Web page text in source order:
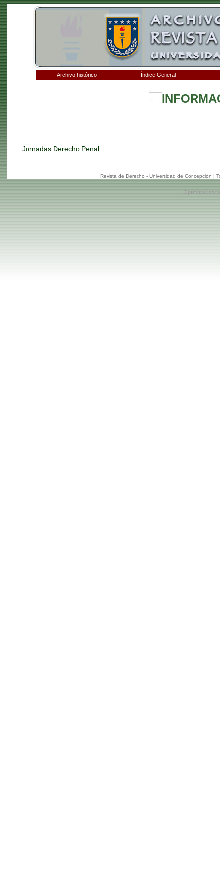
Archivo histórico Índice General
Jornadas Derecho Penal
Revista de Derecho - Universidad de Concepción |